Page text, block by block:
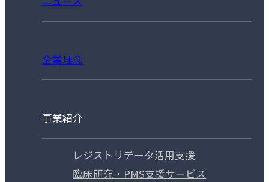
企業理念
事業紹介
レジストリデータ活用支援
臨床研究・PMS支援サービス